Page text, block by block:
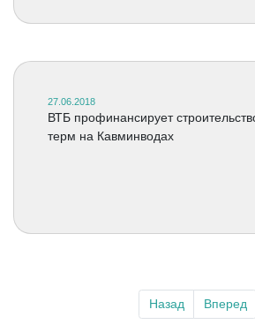
27.06.2018
ВТБ профинансирует
терм на Кавминводах
Назад Вперед